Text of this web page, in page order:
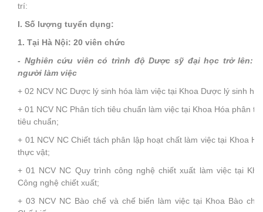
trí:
I. Số lượng tuyển dụng:
1. Tại Hà Nội: 20 viên chức
- Nghiên cứu viên có trình độ Dược sỹ đại học trở lên:
người làm việc
+ 02 NCV NC Dược lý sinh hóa làm việc tại Khoa Dược lý sinh
+ 01 NCV NC Phân tích tiêu chuẩn làm việc tại Khoa Hóa phân
tiêu chuẩn;
+ 01 NCV NC Chiết tách phân lập hoạt chất làm việc tại Khoa
thực vật;
+ 01 NCV NC Quy trình công nghệ chiết xuất làm việc tại
Công nghệ chiết xuất;
+ 03 NCV NC Bào chế và chế biến làm việc tại Khoa Bào chế